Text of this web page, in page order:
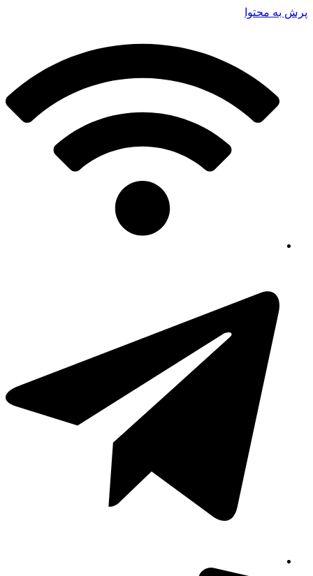
پرش به محتوا